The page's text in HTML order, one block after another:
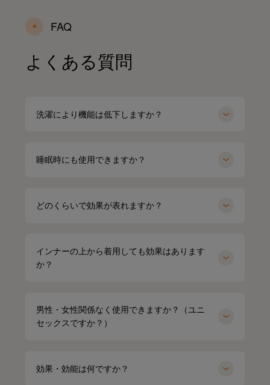
FAQ
よくある質問
洗濯により機能は低下しますか？
睡眠時にも使用できますか？
どのくらいで効果が表れますか？
インナーの上から着用しても効果はあります
か？
男性・女性関係なく使用できますか？（ユニ
セックスですか？）
効果・効能は何ですか？